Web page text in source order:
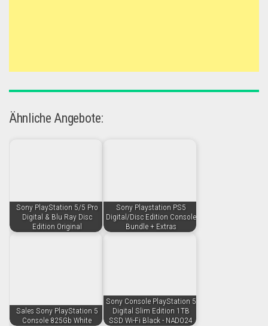
Ähnliche Angebote:
Sony PlayStation 5/5 Pro
Digital & Blu Ray Disc
Edition Original
Sony Playstation PS5
Digital/Disc Edition Console
Bundle + Extras
Sales Sony PlayStation 5
Console 825Gb White
Sony Console PlayStation 5
Digital Slim Edition 1TB
SSD Wi-Fi Black - NADO24